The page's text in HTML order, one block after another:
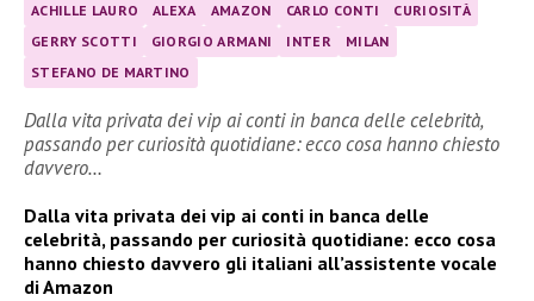
ACHILLE LAURO ALEXA AMAZON CARLO CONTI
CURIOSITÀ
GERRY SCOTTI
GIORGIO ARMANI INTER
MILAN
STEFANO DE MARTINO
Dalla vita privata dei vip ai conti in banca delle celebrità,
passando per curiosità quotidiane: ecco cosa hanno chiesto
davvero…
Dalla vita privata dei vip ai conti in banca delle
celebrità, passando per curiosità quotidiane: ecco cosa
hanno chiesto davvero gli italiani all’assistente vocale
di Amazon